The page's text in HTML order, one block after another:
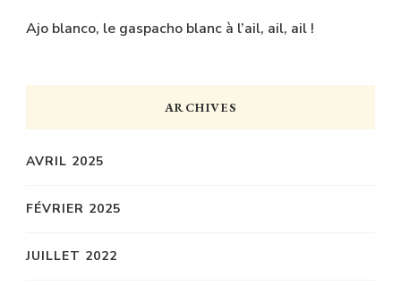
Ajo blanco, le gaspacho blanc à l’ail, ail, ail !
ARCHIVES
AVRIL 2025
FÉVRIER 2025
JUILLET 2022